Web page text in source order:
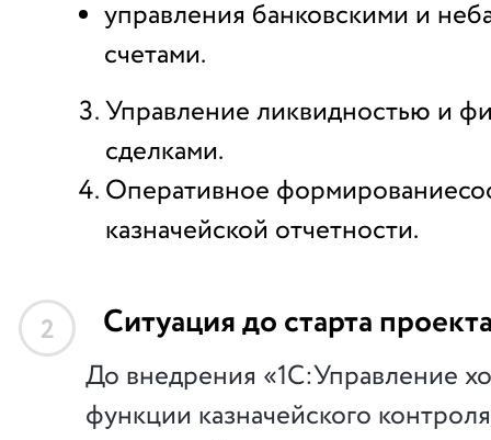
управления банковскими и
счетами.
Управление ликвидностью и
сделками.
Оперативное
казначейской отчетности.
2 Ситуация до старта
До внедрения «1С:Управление
функции казначейского